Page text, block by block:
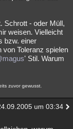
Schrott - oder Müll,
weisen. Vielleicht
bzw. einer
Toleranz spielen
' Stil. Warum
zuvor gewusst.
um 03:34